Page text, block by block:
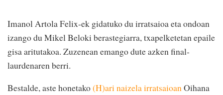
Imanol Artola Felix-ek gidatuko du irratsaioa eta ondoan
izango du Mikel Beloki berastegiarra, txapelketetan epaile
gisa aritutakoa. Zuzenean emango dute azken final-
laurdenaren berri.
Bestalde, aste honetako(H)ari naizela irratsaioanOihana